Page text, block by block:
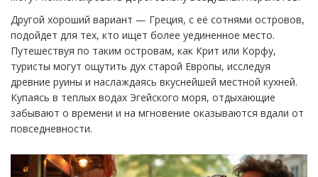
Другой хороший вариант — Греция, с её сотнями островов,
подойдет для тех, кто ищет более уединенное место.
Путешествуя по таким островам, как Крит или Корфу,
туристы могут ощутить дух старой Европы, исследуя
древние руины и наслаждаясь вкуснейшей местной кухней.
Купаясь в теплых водах Эгейского моря, отдыхающие
забывают о времени и на мгновение оказываются вдали от
повседневности.